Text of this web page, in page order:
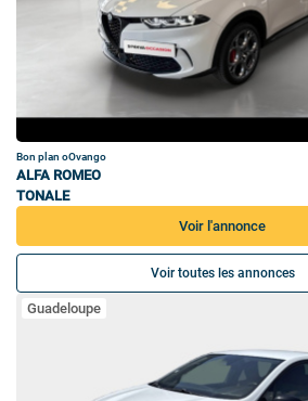
Bon plan oOvango
ALFA ROMEO
TONALE
Voir l'annonce
Voir toutes les annonces
Guadeloupe